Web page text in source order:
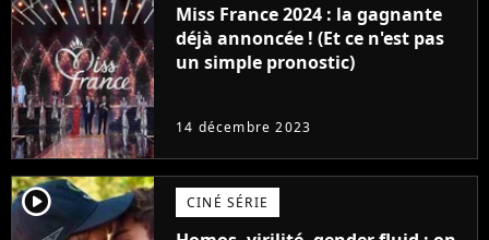
Miss France 2024 : la gagnante
déjà annoncée ! (Et ce n'est pas
un simple pronostic)
14 décembre 2023
player2 CINÉ SÉRIE